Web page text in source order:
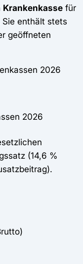
Krankenkasse für
enthält stets
geöffneten
2026
2026
(14,6 %